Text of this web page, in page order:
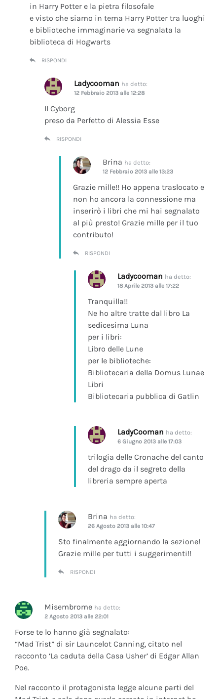
in Harry Potter e la pietra filosofale
e visto che siamo in tema Harry Potter tra luoghi
e biblioteche immaginarie va segnalata la
biblioteca di Hogwarts
RISPONDI
Ladycooman ha detto:
12 Febbraio 2013 alle 12:28
Il Cyborg
preso da Perfetto di Alessia Esse
RISPONDI
Brina ha detto:
12 Febbraio 2013 alle 13:23
Grazie mille!! Ho appena traslocato e
non ho ancora la connessione ma
inserirò i libri che mi hai segnalato
al più presto! Grazie mille per il tuo
contributo!
RISPONDI
Ladycooman ha detto:
18 Aprile 2013 alle 17:22
Tranquilla!!
Ne ho altre tratte dal libro La
sedicesima Luna
per i libri:
Libro delle Lune
per le biblioteche:
Bibliotecaria della Domus Lunae
Libri
Bibliotecaria pubblica di Gatlin
LadyCooman ha detto:
6 Giugno 2013 alle 17:03
trilogia delle Cronache del canto
del drago da il segreto della
libreria sempre aperta
Brina ha detto:
26 Agosto 2013 alle 10:47
Sto finalmente aggiornando la sezione!
Grazie mille per tutti i suggerimenti!!
RISPONDI
Misembrome ha detto:
2 Agosto 2013 alle 22:01
Forse te lo hanno già segnalato:
“Mad Trist” di sir Launcelot Canning, citato nel
racconto ‘La caduta della Casa Usher’ di Edgar Allan
Poe.
Nel racconto il protagonista legge alcune parti del